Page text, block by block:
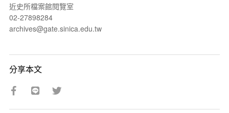
近史所檔案館閱覽室
02-27898284
archives@gate.sinica.edu.tw
分享本文